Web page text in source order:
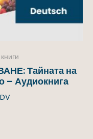
Тайната на
– Аудиокнига